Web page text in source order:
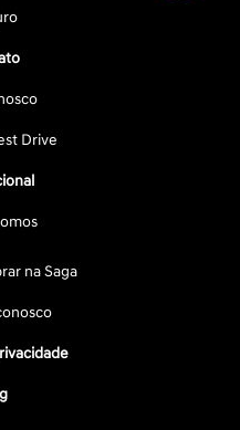
Drive
na Saga